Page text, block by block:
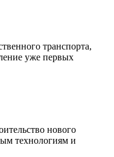
транспорта,
уже первых
нового
технологиям и